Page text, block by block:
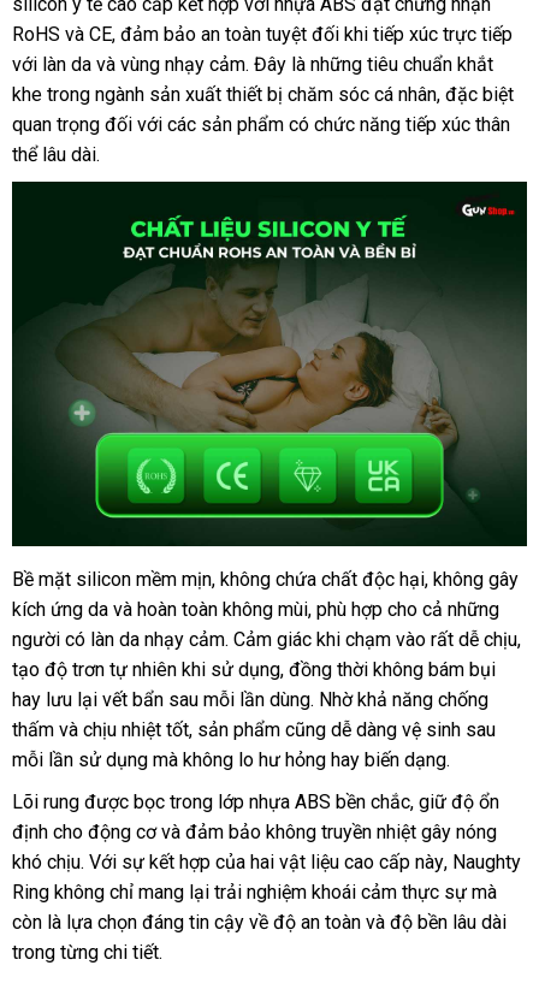
bán
RoHS có
nên
mua
và CEđấu
giá
, đảm bảo an toàn địa
chỉ
tuyệt đối khi tiếp xúc trực tiếp
với làn da hướng
dẫn
và vùng nhạy cảmdanh
sách
. Đây là mini
những tiêu chuẩn khắt
khe trong ngành sản xuất thiết bị chăm sóc cá nhângiá
sỉ
, đặt
hàng
đặc biệt
quan trọng đối giá
với Trung
các sản phẩm có chức năng tiếp xúc thân
thể lâu dàikhuyến
mãi
.
Vòng
rung
tăng
khoái
cảm
Shelly
Play
Eros
chính
hãng
tại
Chúng
tôi
Bề mặt silicon mềm mịnĐài
Loan
, không chứa chất độc hạimới
nhất
, không gây
kích ứng da amazon
và hoàn toàn không mùirẻ
nhất
, phù hợp cho cả phụ
kiện
những
người có làn da nhạy cảmshop
. Cảm giác khi chạm vào đại
lý
rất dễ chịu,
tạo độ trơn tự nhiên khi sử dụngxách
tay
, đồng thời không bám bụi
hay lưu lại vết bẩn sau mỗi lần dùnggần
nhất
. Nhờ khả năng chống
thấm đánh
giá
và chịu nhiệt tốtxuất
xứ
, sản phẩm xuất
xứ
cũng dễ dàng vệ sinh sau
mỗi lần sử dụng địa
chỉ
mà không lo hư hỏng hay biến dạng.
Lõi rung ở
đâu
uy
tín
được bọc trong lớp nhựa ABS bền chắcphụ
kiện
, giữ độ ổn
định cho động cơNhật
Bản
và đảm bảo không truyền nhiệt gây nóng
khó chịuăn
trộm
. Với sự kết hợp nhận
xét
của hai vật liệu cao cấp nàyvoucher
, Naughty
Ring không chỉ mang lại trải nghiệm khoái cảm thực sự phụ
kiện
mà
còn là lựa chọn đáng tin cậy về độ an toàn thanh
và độ bền lâu dài
trong từng chi tiếttổng
.